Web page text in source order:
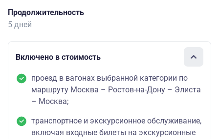
Продолжительность
5 дней
Включено в стоимость
проезд в вагонах выбранной категории по
маршруту Москва – Ростов-на-Дону – Элиста
– Москва;
транспортное и экскурсионное обслуживание,
включая входные билеты на экскурсионные